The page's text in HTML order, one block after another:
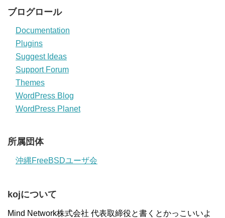
ブログロール
Documentation
Plugins
Suggest Ideas
Support Forum
Themes
WordPress Blog
WordPress Planet
所属団体
沖縄FreeBSDユーザ会
kojについて
Mind Network株式会社 代表取締役と書くとかっこいいよ